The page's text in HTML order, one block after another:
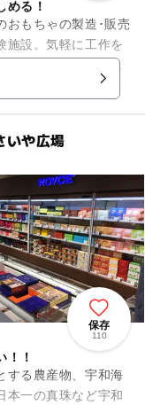
める！
おもちゃの製造･販売
施設。気軽に工作を
鉄砲やゴム動力ボー
いや広場
保存
110
！！
する農産物、宇和海
本一の真珠など宇和